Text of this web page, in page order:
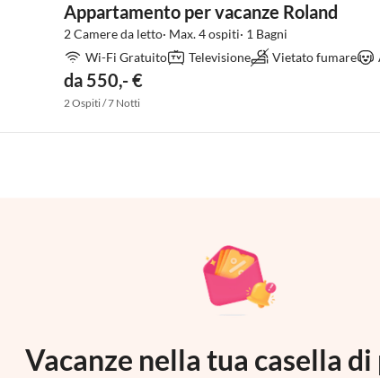
Appartamento per vacanze Roland
2 Camere da letto· Max. 4 ospiti· 1 Bagni
Wi-Fi Gratuito
Televisione Vietato fumare
da 550,- €
2 Ospiti / 7 Notti
Vacanze nella tua casella di